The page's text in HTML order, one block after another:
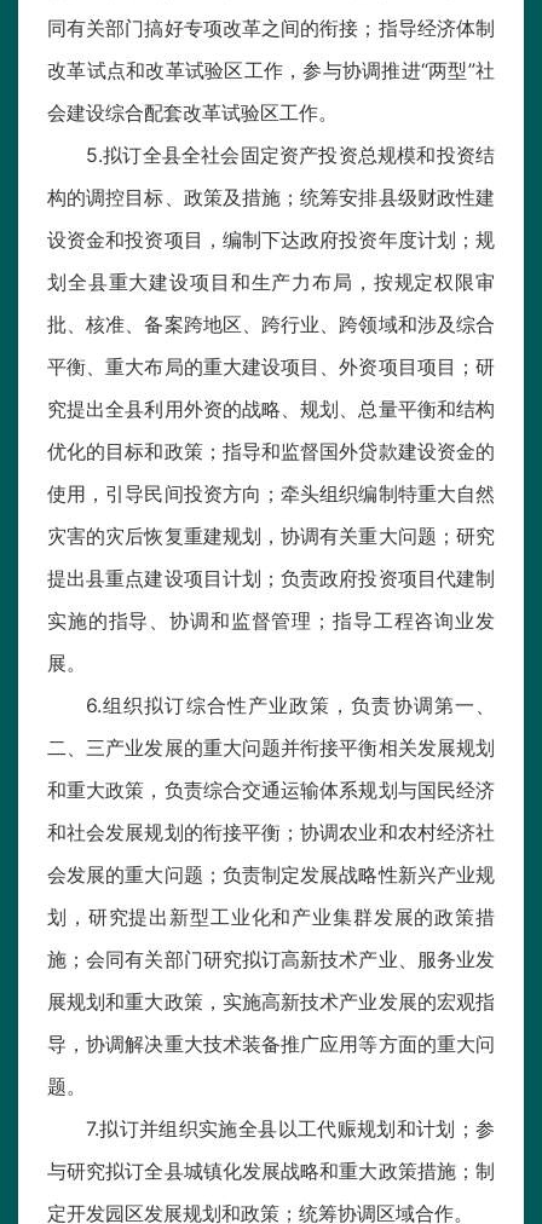
同有关部门搞好专项改革之间的衔接；指导经济体制
改革试点和改革试验区工作，参与协调推进“两型”社
会建设综合配套改革试验区工作。
5.拟订全县全社会固定资产投资总规模和投资结
构的调控目标、政策及措施；统筹安排县级财政性建
设资金和投资项目，编制下达政府投资年度计划；规
划全县重大建设项目和生产力布局，按规定权限审
批、核准、备案跨地区、跨行业、跨领域和涉及综合
平衡、重大布局的重大建设项目、外资项目项目；研
究提出全县利用外资的战略、规划、总量平衡和结构
优化的目标和政策；指导和监督国外贷款建设资金的
使用，引导民间投资方向；牵头组织编制特重大自然
灾害的灾后恢复重建规划，协调有关重大问题；研究
提出县重点建设项目计划；负责政府投资项目代建制
实施的指导、协调和监督管理；指导工程咨询业发
展。
6.组织拟订综合性产业政策，负责协调第一、
二、三产业发展的重大问题并衔接平衡相关发展规划
和重大政策，负责综合交通运输体系规划与国民经济
和社会发展规划的衔接平衡；协调农业和农村经济社
会发展的重大问题；负责制定发展战略性新兴产业规
划，研究提出新型工业化和产业集群发展的政策措
施；会同有关部门研究拟订高新技术产业、服务业发
展规划和重大政策，实施高新技术产业发展的宏观指
导，协调解决重大技术装备推广应用等方面的重大问
题。
7.拟订并组织实施全县以工代赈规划和计划；参
与研究拟订全县城镇化发展战略和重大政策措施；制
定开发园区发展规划和政策；统筹协调区域合作。